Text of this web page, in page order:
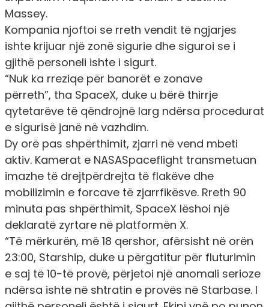
Massey.
Kompania njoftoi se rreth vendit të ngjarjes
ishte krijuar një zonë sigurie dhe siguroi se i
gjithë personeli ishte i sigurt.
“Nuk ka rreziqe për banorët e zonave
përreth”, tha SpaceX, duke u bërë thirrje
qytetarëve të qëndrojnë larg ndërsa procedurat
e sigurisë janë në vazhdim.
Dy orë pas shpërthimit, zjarri në vend mbeti
aktiv. Kamerat e NASASpaceflight transmetuan
imazhe të drejtpërdrejta të flakëve dhe
mobilizimin e forcave të zjarrfikësve. Rreth 90
minuta pas shpërthimit, SpaceX lëshoi ​​një
deklaratë zyrtare në platformën X.
“Të mërkurën, më 18 qershor, afërsisht në orën
23:00, Starship, duke u përgatitur për fluturimin
e saj të 10-të provë, përjetoi një anomali serioze
ndërsa ishte në shtratin e provës në Starbase. I